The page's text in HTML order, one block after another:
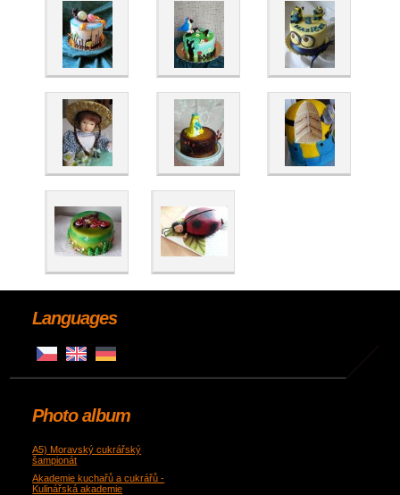
Languages
Photo album
A5) Moravský cukrářský
šampionát
Akademie kuchařů a cukrářů -
Kulinářská akademie